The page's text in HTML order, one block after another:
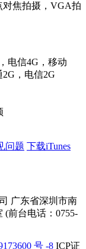
对焦拍摄，VGA拍
电信4G，移动
，电信2G
问题 下载iTunes
广东省深圳市南
(前台电话：0755-
号 -8 ICP证